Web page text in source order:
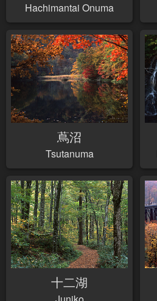
Hachimantai Onuma
蔦沼
Tsutanuma
十二湖